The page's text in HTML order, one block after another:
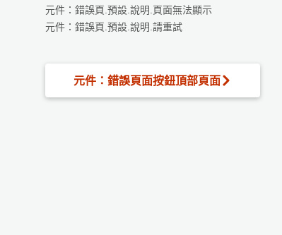
元件：錯誤頁.預設.說明.頁面無法顯示
元件：錯誤頁.預設.說明.請重試
元件：錯誤頁面按鈕頂部頁面